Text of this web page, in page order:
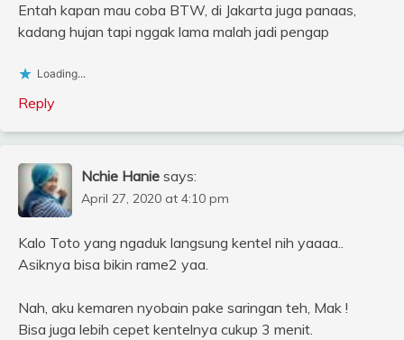
Entah kapan mau coba BTW, di Jakarta juga panaas,
kadang hujan tapi nggak lama malah jadi pengap
Loading...
Reply
Nchie Hanie says:
April 27, 2020 at 4:10 pm
Kalo Toto yang ngaduk langsung kentel nih yaaaa..
Asiknya bisa bikin rame2 yaa.
Nah, aku kemaren nyobain pake saringan teh, Mak !
Bisa juga lebih cepet kentelnya cukup 3 menit.